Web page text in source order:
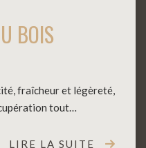
BOIS
fraîcheur et légèreté,
tout…
LIRE LA SUITE